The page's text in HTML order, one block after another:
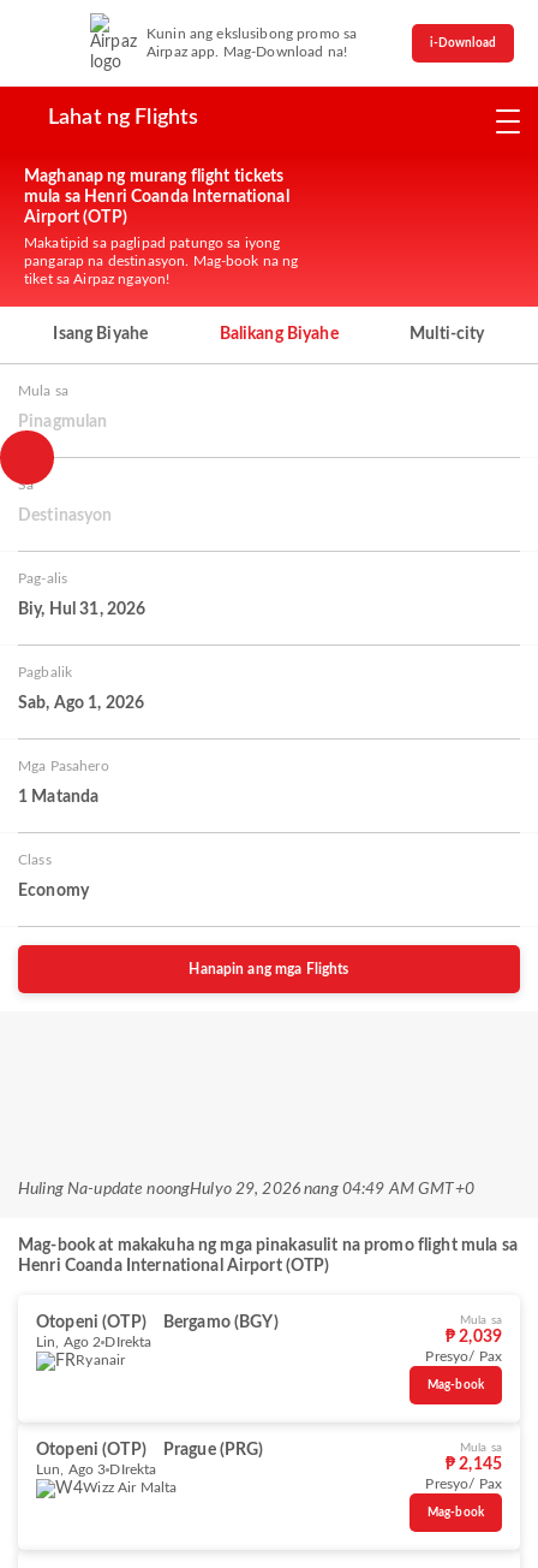
Kunin ang ekslusibong promo sa
Airpaz app. Mag-Download na!
i-Download
Lahat ng Flights
Maghanap ng murang flight tickets
mula sa Henri Coanda International
Airport (OTP)
Makatipid sa paglipad patungo sa iyong
pangarap na destinasyon. Mag-book na ng
tiket sa Airpaz ngayon!
Isang Biyahe Balikang Biyahe Multi-city
Mula sa
Pinagmulan
Sa
Destinasyon
Pag-alis
Biy, Hul 31, 2026
Pagbalik
Sab, Ago 1, 2026
Mga Pasahero
1 Matanda
Class
Economy
Hanapin ang mga Flights
Huling Na-update noongHulyo 29, 2026 nang 04:49 AM GMT+0
Mag-book at makakuha ng mga pinakasulit na promo flight mula sa
Henri Coanda International Airport (OTP)
Otopeni (OTP) Bergamo (BGY)
Lin, Ago 2 DIrekta
Ryanair
Mula sa
₱ 2,039
Presyo/ Pax
Mag-book
Otopeni (OTP) Prague (PRG)
Lun, Ago 3 DIrekta
Wizz Air Malta
Mula sa
₱ 2,145
Presyo/ Pax
Mag-book